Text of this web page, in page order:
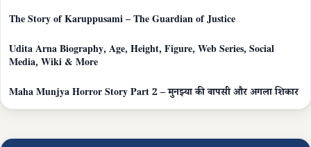
The Story of Karuppusami – The Guardian of Justice
Udita Arna Biography, Age, Height, Figure, Web Series, Social
Media, Wiki & More
Maha Munjya Horror Story Part 2 – मुनझ्या की वापसी और अगला शिकार